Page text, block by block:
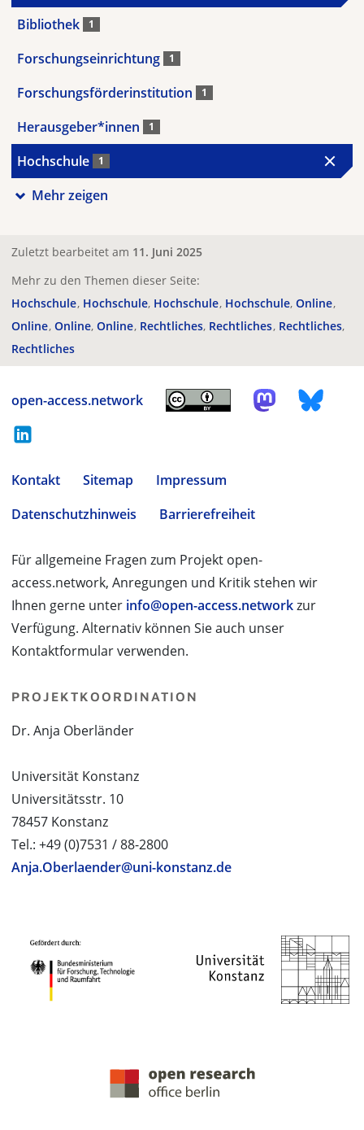
Bibliothek 1
Forschungseinrichtung 1
Forschungsförderinstitution 1
Herausgeber*innen 1
Hochschule 1
Mehr zeigen
Zuletzt bearbeitet am 11. Juni 2025
Mehr zu den Themen dieser Seite:
Hochschule Hochschule Hochschule Hochschule Online
Online Online Online Rechtliches Rechtliches Rechtliches
Rechtliches
open-access.network
Kontakt Sitemap
Impressum
Datenschutzhinweis
Barrierefreiheit
Für allgemeine Fragen zum Projekt open-
access.network, Anregungen und Kritik stehen wir
Ihnen gerne unter info@open-access.networkzur
Verfügung. Alternativ können Sie auch unser
Kontaktformular verwenden.
PROJEKTKOORDINATION
Dr. Anja Oberländer
Universität Konstanz
Universitätsstr. 10
78457 Konstanz
Tel.: +49 (0)7531 / 88-2800
Anja.Oberlaender@uni-konstanz.de